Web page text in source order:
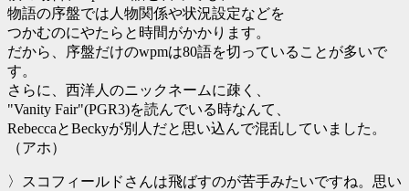
物語の序盤では人物関係や状況設定などを
つかむのにやたらと時間がかかります。
だから、序盤だけのwpmは80語を切っていることが多いで
す。
さらに、西洋人のニックネームに疎く、
"Vanity Fair"(PGR3)を読んでいる時なんて、
RebeccaとBeckyが別人だと思い込んで混乱していました。
（アホ）
〉スコフィールドさんは飛ばすのが苦手みたいですね。思い